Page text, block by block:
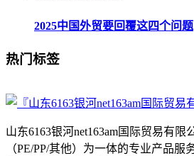
2025中国外贸要回覆这四个问题
热门标签
山东6163银河net163am国际贸易有限
（PE/PP/其他）为一体的专业产品服